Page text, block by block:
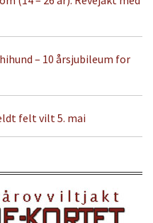
– 10 årsjubileum for
felt vilt 5. mai